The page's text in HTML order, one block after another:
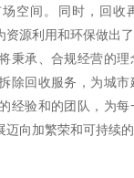
空间。同时，回收
源利用和环保做出了
秉承、合规经营的
除回收服务，为城
经验和的团队，为
向加繁荣和可持续的